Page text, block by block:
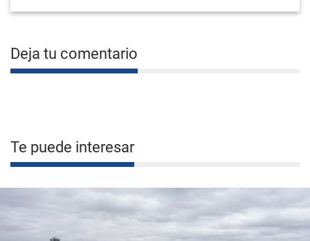
Deja tu comentario
Te puede interesar